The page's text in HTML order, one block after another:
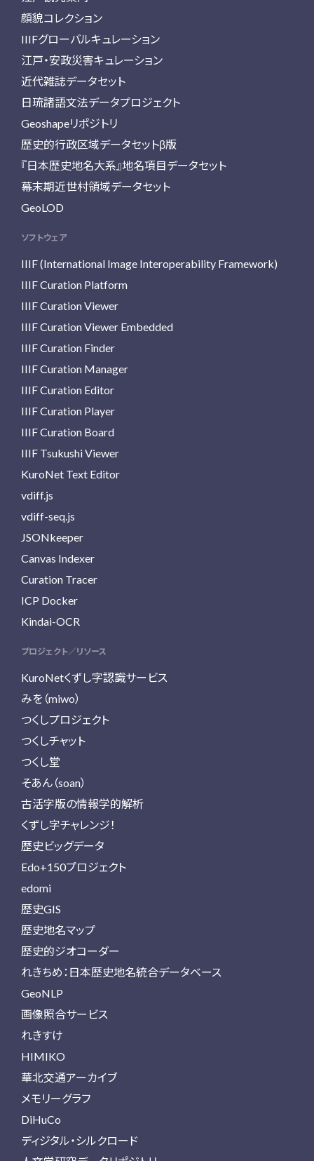
顔貌コレクション
IIIFグローバルキュレーション
江戸・安政災害キュレーション
近代雑誌データセット
日琉諸語文法データプロジェクト
Geoshapeリポジトリ
歴史的行政区域データセットβ版
『日本歴史地名大系』地名項目データセット
幕末期近世村領域データセット
GeoLOD
ソフトウェア
IIIF (International Image Interoperability Framework)
IIIF Curation Platform
IIIF Curation Viewer
IIIF Curation Viewer Embedded
IIIF Curation Finder
IIIF Curation Manager
IIIF Curation Editor
IIIF Curation Player
IIIF Curation Board
IIIF Tsukushi Viewer
KuroNet Text Editor
vdiff.js
vdiff-seq.js
JSONkeeper
Canvas Indexer
Curation Tracer
ICP Docker
Kindai-OCR
プロジェクト／リソース
KuroNetくずし字認識サービス
みを（miwo）
つくしプロジェクト
つくしチャット
つくし堂
そあん（soan）
古活字版の情報学的解析
くずし字チャレンジ！
歴史ビッグデータ
Edo+150プロジェクト
edomi
歴史GIS
歴史地名マップ
歴史的ジオコーダー
れきちめ：日本歴史地名統合データベース
GeoNLP
画像照合サービス
れきすけ
HIMIKO
華北交通アーカイブ
メモリーグラフ
DiHuCo
ディジタル・シルクロード